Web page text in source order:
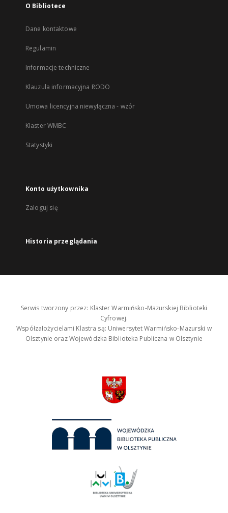
O Bibliotece
Dane kontaktowe
Regulamin
Informacje techniczne
Klauzula informacyjna RODO
Umowa licencyjna niewyłączna - wzór
Klaster WMBC
Statystyki
Konto użytkownika
Zaloguj się
Historia przeglądania
Serwis tworzony przez: Klaster Warmińsko-Mazurskiej Biblioteki
Cyfrowej.
Współzałożycielami Klastra są: Uniwersytet Warmińsko-Mazurski w
Olsztynie oraz Wojewódzka Biblioteka Publiczna w Olsztynie